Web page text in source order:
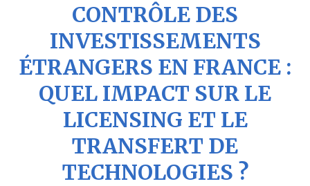
CONTRÔLE DES
INVESTISSEMENTS
ÉTRANGERS EN FRANCE :
QUEL IMPACT SUR LE
LICENSING ET LE
TRANSFERT DE
TECHNOLOGIES ?